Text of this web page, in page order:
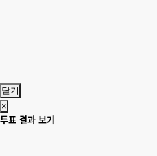
닫기
×
투표 결과 보기